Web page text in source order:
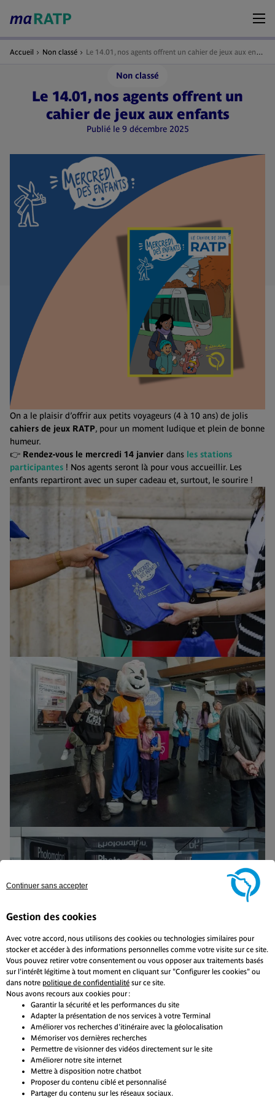
Accueil Non classé Le 14.01, nos agents offrent un cahier de jeux aux enfants
Non classé
Le 14.01, nos agents offrent un
cahier de jeux aux enfants
Publié le 9 décembre 2025
On a le plaisir d’offrir aux petits voyageurs (4 à 10 ans) de jolis
cahiers de jeux RATP, pour un moment ludique et plein de bonne
humeur.
👉 Rendez-vous le mercredi 14 janvier dans les stations
participantes ! Nos agents seront là pour vous accueillir. Les
enfants repartiront avec un super cadeau et, surtout, le sourire !
Articles associés
Non classé
Gestion des cookies
Avec votre accord, nous utilisons des cookies ou technologies similaires pour
stocker et accéder à des informations personnelles comme votre visite sur ce site.
Vous pouvez retirer votre consentement ou vous opposer aux traitements basés
sur l'intérêt légitime à tout moment en cliquant sur "Configurer les cookies" ou
dans notre politique de confidentialité sur ce site.
Nous avons recours aux cookies pour :
Garantir la sécurité et les performances du site
Adapter la présentation de nos services à votre Terminal
Améliorer vos recherches d'itinéraire avec la géolocalisation
Mémoriser vos dernières recherches
Permettre de visionner des vidéos directement sur le site
Améliorer notre site internet
Mettre à disposition notre chatbot
Proposer du contenu ciblé et personnalisé
Partager du contenu sur les réseaux sociaux.
Continuer sans accepter